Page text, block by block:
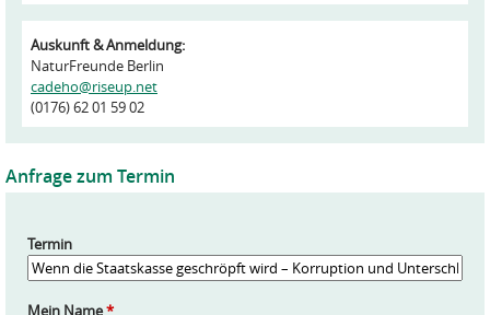
Auskunft & Anmeldung:
NaturFreunde Berlin
cadeho@riseup.net
(0176) 62 01 59 02
Anfrage zum Termin
Termin
Mein Name*